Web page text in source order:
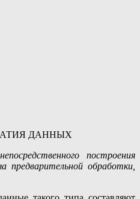
ДАННЫХ
построения
обработки,